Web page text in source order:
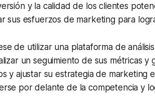
y la calidad de los clientes
sus esfuerzos de marketing para
de utilizar una plataforma de
un seguimiento de sus métricas
y ajustar su estrategia de marketing
por delante de la competencia y